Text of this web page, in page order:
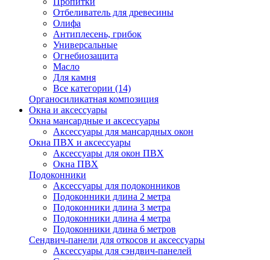
Отбеливатель для древесины
Олифа
Антиплесень, грибок
Универсальные
Огнебиозащита
Масло
Для камня
Все категории (14)
Органосиликатная композиция
Окна и аксессуары
Окна мансардные и аксессуары
Аксессуары для мансардных окон
Окна ПВХ и аксессуары
Аксессуары для окон ПВХ
Окна ПВХ
Подоконники
Аксессуары для подоконников
Подоконники длина 2 метра
Подоконники длина 3 метра
Подоконники длина 4 метра
Подоконники длина 6 метров
Сендвич-панели для откосов и аксессуары
Аксессуары для сэндвич-панелей